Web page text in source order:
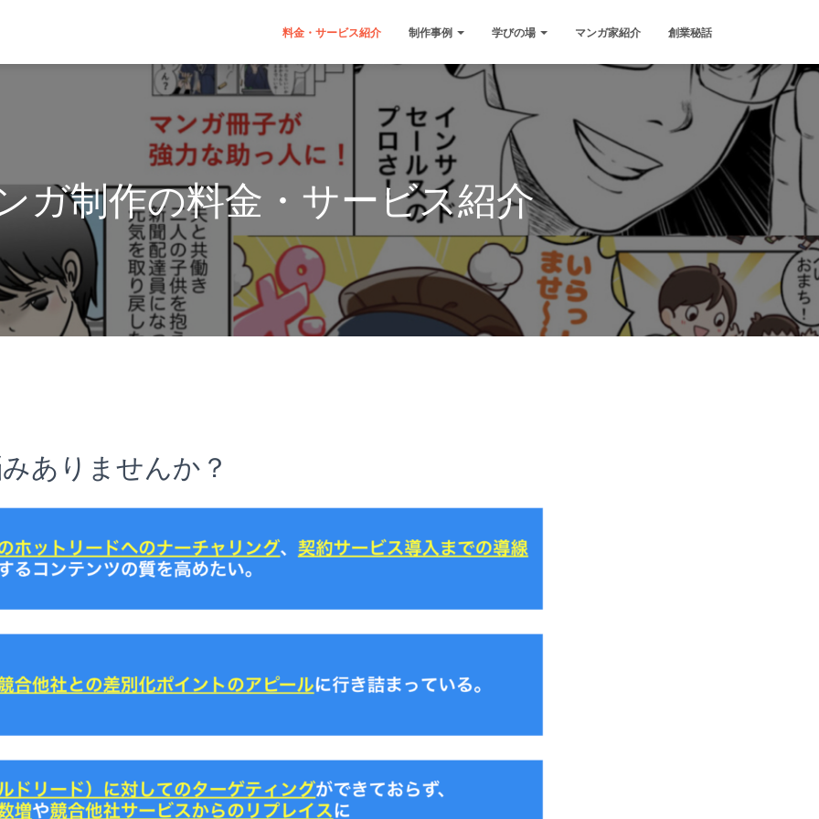
料金・サービス紹介 制作事例 学びの場 マンガ家紹介 創業秘話
ガ制作の料金・サービス紹介
ありませんか？